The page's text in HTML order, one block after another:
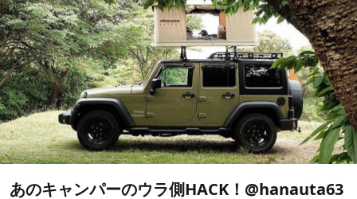
あのキャンパーのウラ側HACK！@hanauta63